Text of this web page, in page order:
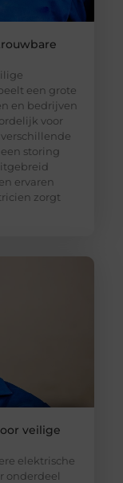
een grote
en bedrijven
voor
storing
ervaren
zorgt
veilige
elektrische
onderdeel